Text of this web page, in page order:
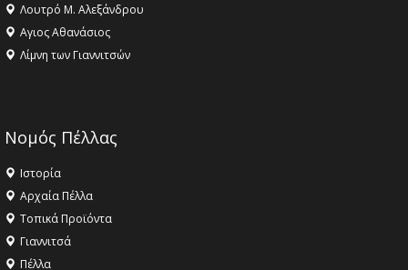
Λουτρό Μ. Αλεξάνδρου
Αγιος Αθανάσιος
Λίμνη των Γιαννιτσών
Νομός Πέλλας
Ιστορία
Αρχαία Πέλλα
Τοπικά Προϊόντα
Γιαννιτσά
Πέλλα